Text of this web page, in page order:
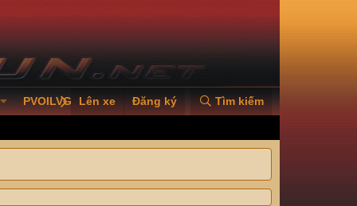
PVOILVGC2026
Lên xe Đăng ký Tìm kiếm